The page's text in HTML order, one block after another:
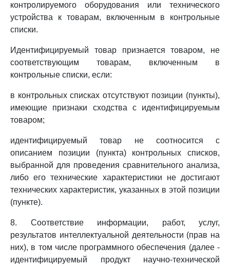
контролируемого оборудования или технического
устройства к товарам, включенным в контрольные
списки.
Идентифицируемый товар признается товаром, не
соответствующим товарам, включенным в
контрольные списки, если:
в контрольных списках отсутствуют позиции (пункты),
имеющие признаки сходства с идентифицируемым
товаром;
идентифицируемый товар не соотносится с
описанием позиции (пункта) контрольных списков,
выбранной для проведения сравнительного анализа,
либо его технические характеристики не достигают
технических характеристик, указанных в этой позиции
(пункте).
8. Соответствие информации, работ, услуг,
результатов интеллектуальной деятельности (прав на
них), в том числе программного обеспечения (далее -
идентифицируемый продукт научно-технической